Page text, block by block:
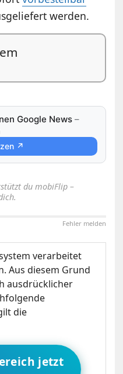
werden.
Google News –
↗
du mobiFlip –
Fehler melden
verarbeitet
Aus diesem Grund
ausdrücklicher
die
jetzt